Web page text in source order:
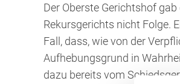
Der Oberste Gerichtshof
Rekursgerichts nicht Folge.
Fall, dass, wie von der
Aufhebungsgrund in
dazu bereits vom